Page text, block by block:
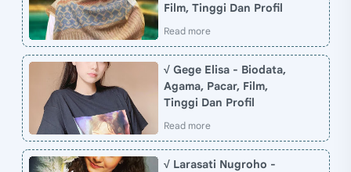
Film, Tinggi Dan Profil
√ Gege Elisa - Biodata,
Agama, Pacar, Film,
Tinggi Dan Profil
√ Larasati Nugroho -